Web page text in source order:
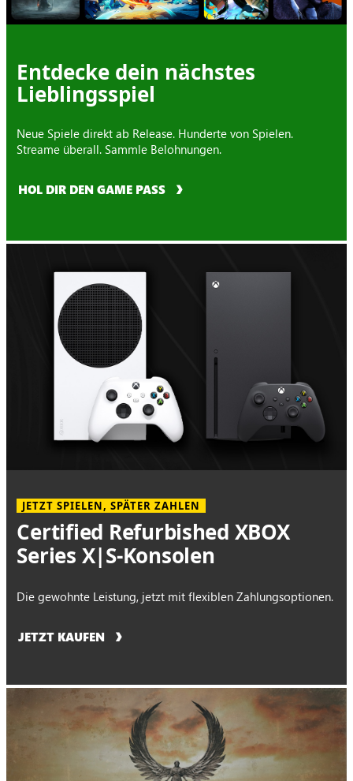
Entdecke dein nächstes
Lieblingsspiel
Neue Spiele direkt ab Release. Hunderte von Spielen.
Streame überall. Sammle Belohnungen.
HOL DIR DEN GAME PASS
JETZT SPIELEN, SPÄTER ZAHLEN
Certified Refurbished XBOX
Series X|S-Konsolen
Die gewohnte Leistung, jetzt mit flexiblen Zahlungsoptionen.
JETZT KAUFEN